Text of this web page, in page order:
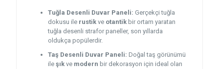
Tuğla Desenli Duvar Paneli: Gerçekçi tuğla
dokusu ile rustikve otantikbir ortam yaratan
tuğla desenli strafor paneller, son yıllarda
oldukça popülerdir.
Taş Desenli Duvar Paneli: Doğal taş görünümü
ile şıkve modern bir dekorasyon için ideal olan